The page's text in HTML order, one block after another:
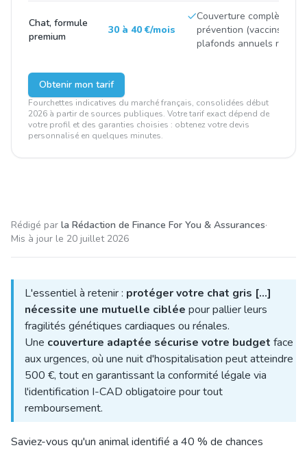
Chat, formule
premium
30 à 40 €/mois
Couverture complète
prévention (vaccins,
plafonds annuels
Obtenir mon tarif
Fourchettes indicatives du marché français, consolidées début
2026 à partir de sources publiques. Votre tarif exact dépend de
votre profil et des garanties choisies : obtenez votre devis
personnalisé en quelques minutes.
Rédigé par la Rédaction de Finance For You & Assurances·
Mis à jour le 20 juillet 2026
L'essentiel à retenir : protéger votre chat gris [...]
nécessite une mutuelle ciblée pour pallier leurs
fragilités génétiques cardiaques ou rénales.
Une couverture adaptée sécurise votre budget face
aux urgences, où une nuit d'hospitalisation peut atteindre
500 €, tout en garantissant la conformité légale via
l'identification I-CAD obligatoire pour tout
remboursement.
Saviez-vous qu'un animal identifié a 40 % de chances